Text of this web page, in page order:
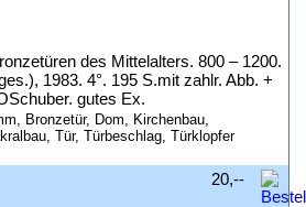
des Mittelalters. 800 – 1200.
1983. 4°. 195 S.mit zahlr. Abb. +
gutes Ex.
Bronzetür, Dom, Kirchenbau,
Tür, Türbeschlag, Türklopfer
20,--